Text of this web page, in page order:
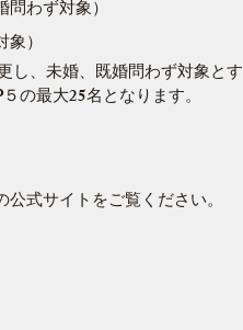
わず対象）
）
し、未婚、既婚問わず対象と
最大25名となります。
式サイトをご覧ください。